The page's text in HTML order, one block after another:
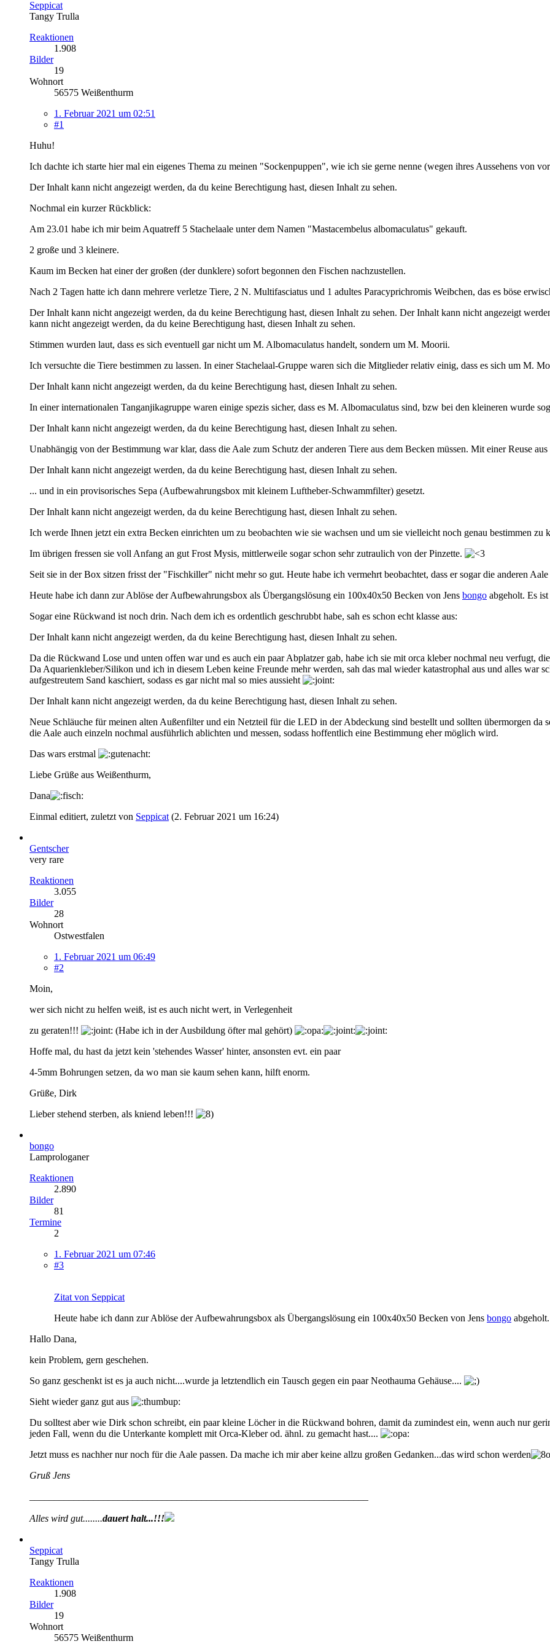
Seppicat
Tangy Trulla
Reaktionen
1.908
Bilder
19
Wohnort
56575 Weißenthurm
1. Februar 2021 um 02:51
#1
Huhu!
Ich dachte ich starte hier mal ein eigenes Thema zu meinen "Sockenpuppen", wie ich sie gerne nenne (wegen ihres Aussehens von
Der Inhalt kann nicht angezeigt werden, da du keine Berechtigung hast, diesen Inhalt zu sehen.
Nochmal ein kurzer Rückblick:
Am 23.01 habe ich mir beim Aquatreff 5 Stachelaale unter dem Namen "Mastacembelus albomaculatus" gekauft.
2 große und 3 kleinere.
Kaum im Becken hat einer der großen (der dunklere) sofort begonnen den Fischen nachzustellen.
Nach 2 Tagen hatte ich dann mehrere verletze Tiere, 2 N. Multifasciatus und 1 adultes Paracyprichromis Weibchen, das es böse
Der Inhalt kann nicht angezeigt werden, da du keine Berechtigung hast, diesen Inhalt zu sehen. Der Inhalt kann nicht angezeigt
kann nicht angezeigt werden, da du keine Berechtigung hast, diesen Inhalt zu sehen.
Stimmen wurden laut, dass es sich eventuell gar nicht um M. Albomaculatus handelt, sondern um M. Moorii.
Ich versuchte die Tiere bestimmen zu lassen. In einer Stachelaal-Gruppe waren sich die Mitglieder relativ einig, dass es sich um M.
Der Inhalt kann nicht angezeigt werden, da du keine Berechtigung hast, diesen Inhalt zu sehen.
In einer internationalen Tanganjikagruppe waren einige spezis sicher, dass es M. Albomaculatus sind, bzw bei den kleineren wurde
Der Inhalt kann nicht angezeigt werden, da du keine Berechtigung hast, diesen Inhalt zu sehen.
Unabhängig von der Bestimmung war klar, dass die Aale zum Schutz der anderen Tiere aus dem Becken müssen. Mit einer Reuse
Der Inhalt kann nicht angezeigt werden, da du keine Berechtigung hast, diesen Inhalt zu sehen.
... und in ein provisorisches Sepa (Aufbewahrungsbox mit kleinem Luftheber-Schwammfilter) gesetzt.
Der Inhalt kann nicht angezeigt werden, da du keine Berechtigung hast, diesen Inhalt zu sehen.
Ich werde Ihnen jetzt ein extra Becken einrichten um zu beobachten wie sie wachsen und um sie vielleicht noch genau bestimmen zu
Im übrigen fressen sie voll Anfang an gut Frost Mysis, mittlerweile sogar schon sehr zutraulich von der Pinzette.
Seit sie in der Box sitzen frisst der "Fischkiller" nicht mehr so gut. Heute habe ich vermehrt beobachtet, dass er sogar die anderen
Heute habe ich dann zur Ablöse der Aufbewahrungsbox als Übergangslösung ein 100x40x50 Becken von Jens bongo abgeholt. Es
Sogar eine Rückwand ist noch drin. Nach dem ich es ordentlich geschrubbt habe, sah es schon echt klasse aus:
Der Inhalt kann nicht angezeigt werden, da du keine Berechtigung hast, diesen Inhalt zu sehen.
Da die Rückwand Lose und unten offen war und es auch ein paar Abplatzer gab, habe ich sie mit orca kleber nochmal neu verfugt,
Da Aquarienkleber/Silikon und ich in diesem Leben keine Freunde mehr werden, sah das mal wieder katastrophal aus und alles war
aufgestreutem Sand kaschiert, sodass es gar nicht mal so mies aussieht
Der Inhalt kann nicht angezeigt werden, da du keine Berechtigung hast, diesen Inhalt zu sehen.
Neue Schläuche für meinen alten Außenfilter und ein Netzteil für die LED in der Abdeckung sind bestellt und sollten übermorgen da
die Aale auch einzeln nochmal ausführlich ablichten und messen, sodass hoffentlich eine Bestimmung eher möglich wird.
Das wars erstmal
Liebe Grüße aus Weißenthurm,
Dana
Einmal editiert, zuletzt von Seppicat (2. Februar 2021 um 16:24)
Gentscher
very rare
Reaktionen
3.055
Bilder
28
Wohnort
Ostwestfalen
1. Februar 2021 um 06:49
#2
Moin,
wer sich nicht zu helfen weiß, ist es auch nicht wert, in Verlegenheit
zu geraten!!!
(Habe ich in der Ausbildung öfter mal gehört)
Hoffe mal, du hast da jetzt kein 'stehendes Wasser' hinter, ansonsten evt. ein paar
4-5mm Bohrungen setzen, da wo man sie kaum sehen kann, hilft enorm.
Grüße, Dirk
Lieber stehend sterben, als kniend leben!!!
bongo
Lamprologaner
Reaktionen
2.890
Bilder
81
Termine
2
1. Februar 2021 um 07:46
#3
Zitat von Seppicat
Heute habe ich dann zur Ablöse der Aufbewahrungsbox als Übergangslösung ein 100x40x50 Becken von Jens bongo
Hallo Dana,
kein Problem, gern geschehen.
So ganz geschenkt ist es ja auch nicht....wurde ja letztendlich ein Tausch gegen ein paar Neothauma Gehäuse....
Sieht wieder ganz gut aus
Du solltest aber wie Dirk schon schreibt, ein paar kleine Löcher in die Rückwand bohren, damit da zumindest ein, wenn auch nur
jeden Fall, wenn du die Unterkante komplett mit Orca-Kleber od. ähnl. zu gemacht hast....
Jetzt muss es nachher nur noch für die Aale passen. Da mache ich mir aber keine allzu großen Gedanken...das wird schon werden
Gruß Jens
Alles wird gut........dauert halt...!!!
Seppicat
Tangy Trulla
Reaktionen
1.908
Bilder
19
Wohnort
56575 Weißenthurm